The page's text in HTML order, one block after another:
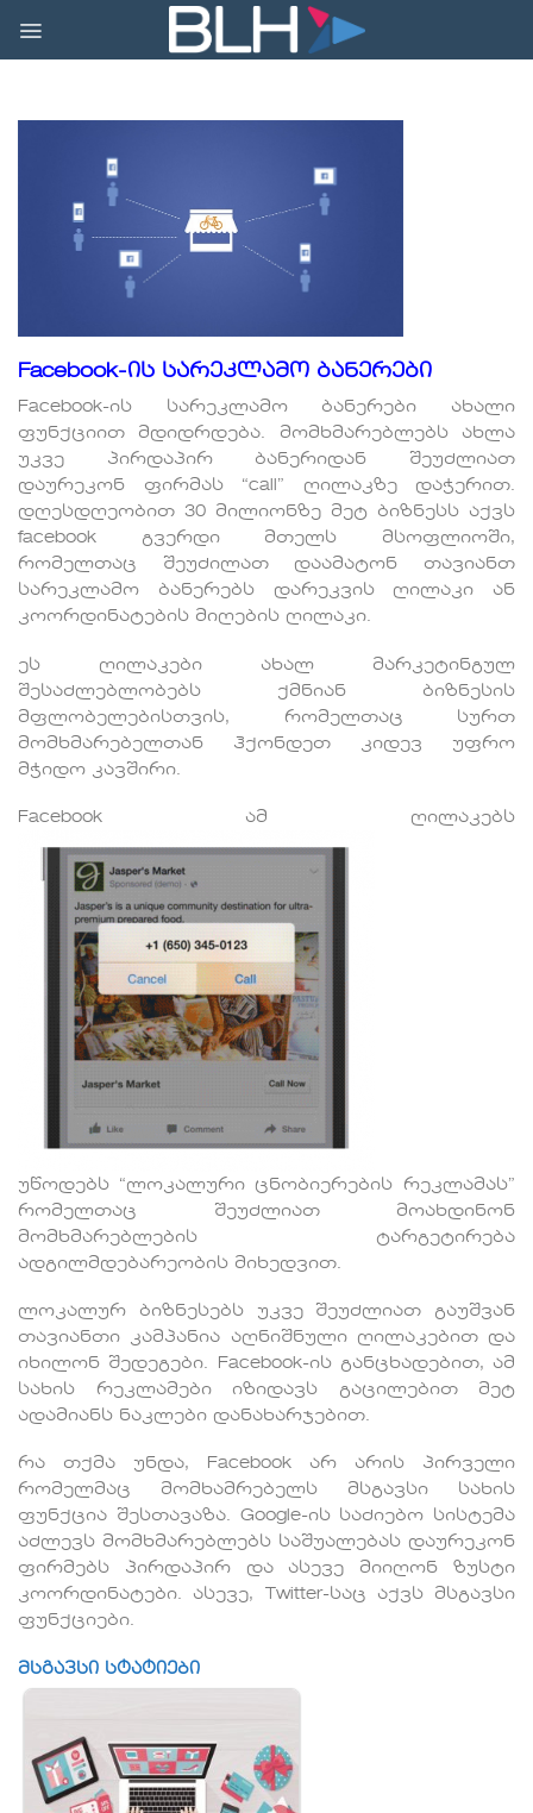
content
Facebook-ის სარეკლამო ბანერები
Facebook-ის სარეკლამო ბანერები ახალი
ფუნქციით მდიდრდება. მომხმარებლებს ახლა
უკვე პირდაპირ ბანერიდან შეუძლიათ
დაურეკონ ფირმას “call” ღილაკზე დაჭერით.
დღესდღეობით 30 მილიონზე მეტ ბიზნესს აქვს
facebook გვერდი მთელს მსოფლიოში,
რომელთაც შეუძილათ დაამატონ თავიანთ
სარეკლამო ბანერებს დარეკვის ღილაკი ან
კოორდინატების მიღების ღილაკი.
ეს ღილაკები ახალ მარკეტინგულ
შესაძლებლობებს ქმნიან ბიზნესის
მფლობელებისთვის, რომელთაც სურთ
მომხმარებელთან ჰქონდეთ კიდევ უფრო
მჭიდო კავშირი.
Facebook ამ ღილაკებს
უწოდებს “ლოკალური ცნობიერების რეკლამას”
რომელთაც შეუძლიათ მოახდინონ
მომხმარებლების ტარგეტირება
ადგილმდებარეობის მიხედვით.
ლოკალურ ბიზნესებს უკვე შეუძლიათ გაუშვან
თავიანთი კამპანია აღნიშნული ღილაკებით და
იხილონ შედეგები. Facebook-ის განცხადებით, ამ
სახის რეკლამები იზიდავს გაცილებით მეტ
ადამიანს ნაკლები დანახარჯებით.
რა თქმა უნდა, Facebook არ არის პირველი
რომელმაც მომხამრებელს მსგავსი სახის
ფუნქცია შესთავაზა. Google-ის საძიებო სისტემა
აძლევს მომხმარებლებს საშუალებას დაურეკონ
ფირმებს პირდაპირ და ასევე მიიღონ ზუსტი
კოორდინატები. ასევე, Twitter-საც აქვს მსგავსი
ფუნქციები.
მსგავსი სტატიები